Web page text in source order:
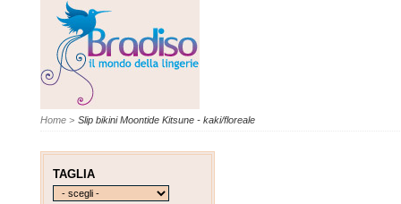
Home > Slip bikini Moontide Kitsune - kaki/floreale
TAGLIA